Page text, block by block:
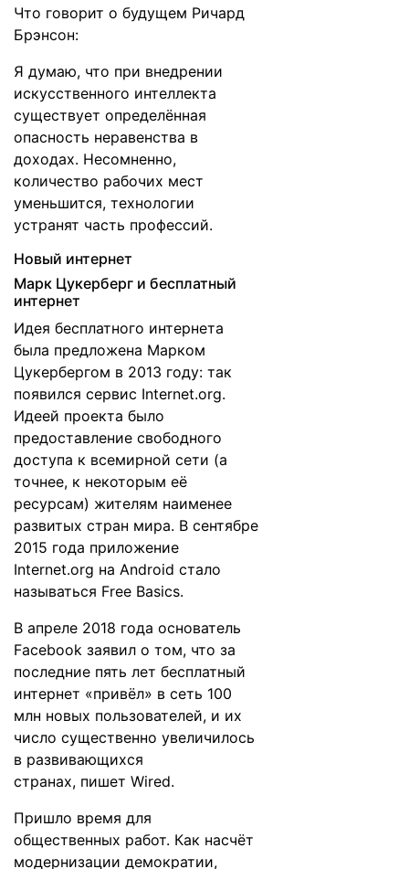
Что говорит о будущем Ричард
Брэнсон:
Я думаю, что при внедрении
искусственного интеллекта
существует определённая
опасность неравенства в
доходах. Несомненно,
количество рабочих мест
уменьшится, технологии
устранят часть профессий.
Новый интернет
Марк Цукерберг и бесплатный
интернет
Идея бесплатного интернета
была предложена Марком
Цукербергом в 2013 году: так
появился сервис Internet.org.
Идеей проекта было
предоставление свободного
доступа к всемирной сети (а
точнее, к некоторым её
ресурсам) жителям наименее
развитых стран мира. В сентябре
2015 года приложение
Internet.org на Android стало
называться Free Basics.
В апреле 2018 года основатель
Facebook заявил о том, что за
последние пять лет бесплатный
интернет «привёл» в сеть 100
млн новых пользователей, и их
число существенно увеличилось
в развивающихся
странах, пишет Wired.
Пришло время для
общественных работ. Как насчёт
модернизации демократии,